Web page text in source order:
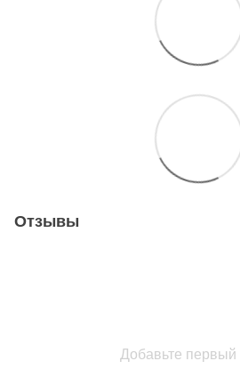
Отзывы
Добавьте первый